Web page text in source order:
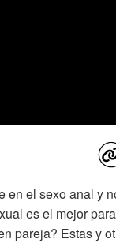
en el sexo anal y
es el mejor
pareja? Estas y